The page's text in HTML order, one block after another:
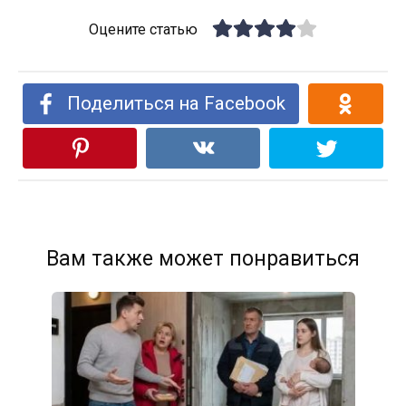
Оцените статью
Поделиться на Facebook
Вам также может понравиться